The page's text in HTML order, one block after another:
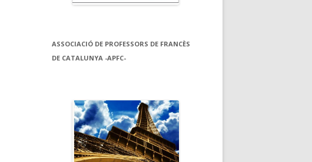
ASSOCIACIÓ DE PROFESSORS DE FRANCÈS
DE CATALUNYA -APFC-